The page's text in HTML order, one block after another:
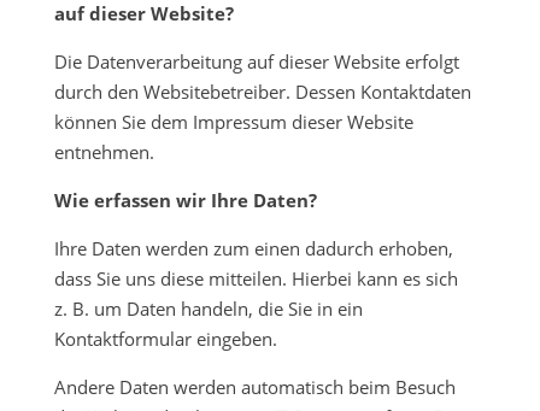
auf dieser Website?
Die Datenverarbeitung auf dieser Website erfolgt
durch den Websitebetreiber. Dessen Kontaktdaten
können Sie dem Impressum dieser Website
entnehmen.
Wie erfassen wir Ihre Daten?
Ihre Daten werden zum einen dadurch erhoben,
dass Sie uns diese mitteilen. Hierbei kann es sich
z. B. um Daten handeln, die Sie in ein
Kontaktformular eingeben.
Andere Daten werden automatisch beim Besuch